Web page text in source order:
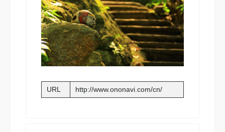
URL http://www.ononavi.com/cn/